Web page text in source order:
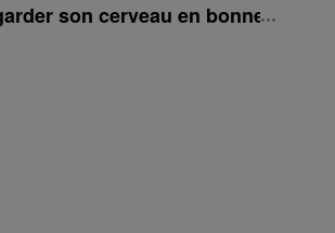
son cerveau en bonne santé